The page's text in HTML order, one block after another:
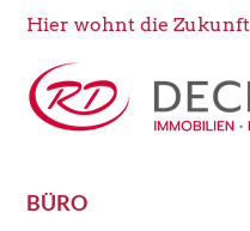
Hier wohnt die Zukunft
BÜRO